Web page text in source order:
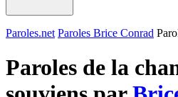
Paroles.net Paroles Brice Conrad
Paroles de la